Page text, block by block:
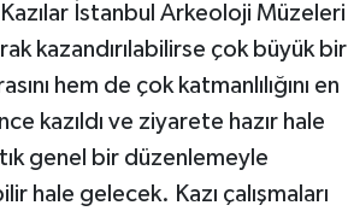
İstanbul Arkeoloji Müzeleri
kazandırılabilirse çok büyük bir
hem de çok katmanlılığını en
kazıldı ve ziyarete hazır hale
genel bir düzenlemeyle
hale gelecek. Kazı çalışmaları